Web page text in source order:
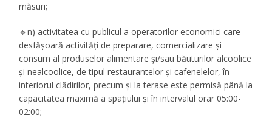
măsuri;
🔹n) activitatea cu publicul a operatorilor economici care
desfășoară activități de preparare, comercializare și
consum al produselor alimentare și/sau băuturilor alcoolice
și nealcoolice, de tipul restaurantelor și cafenelelor, în
interiorul clădirilor, precum și la terase este permisă până la
capacitatea maximă a spațiului și în intervalul orar 05:00-
02:00;